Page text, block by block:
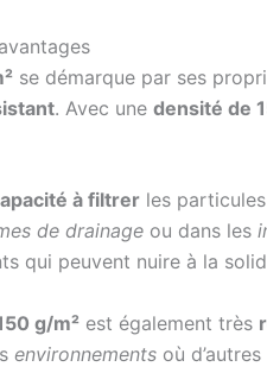
se démarque par ses
. Avec une densité de
à filtrer les
de drainage ou dans les
qui peuvent nuire à la
g/m² est également très
environnements où